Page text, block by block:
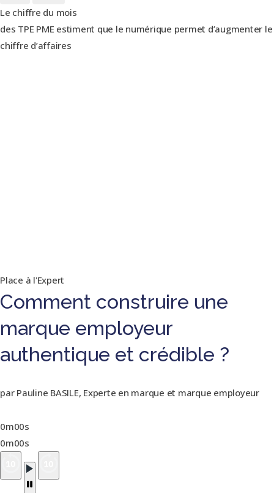
Le chiffre du mois
des TPE PME estiment que le numérique permet d’augmenter le
chiffre d’affaires
Place à l'Expert
Comment construire une
marque employeur
authentique et crédible ?
par Pauline BASILE, Experte en marque et marque employeur
0m00s
0m00s